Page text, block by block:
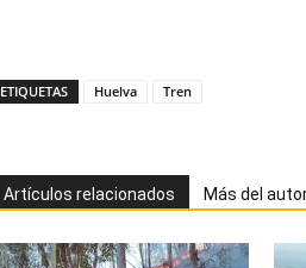
ETIQUETAS Huelva Tren
Artículos relacionados Más del